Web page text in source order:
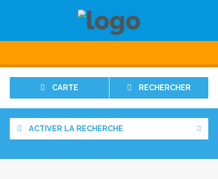
CARTE RECHERCHER
ACTIVER LA RECHERCHE